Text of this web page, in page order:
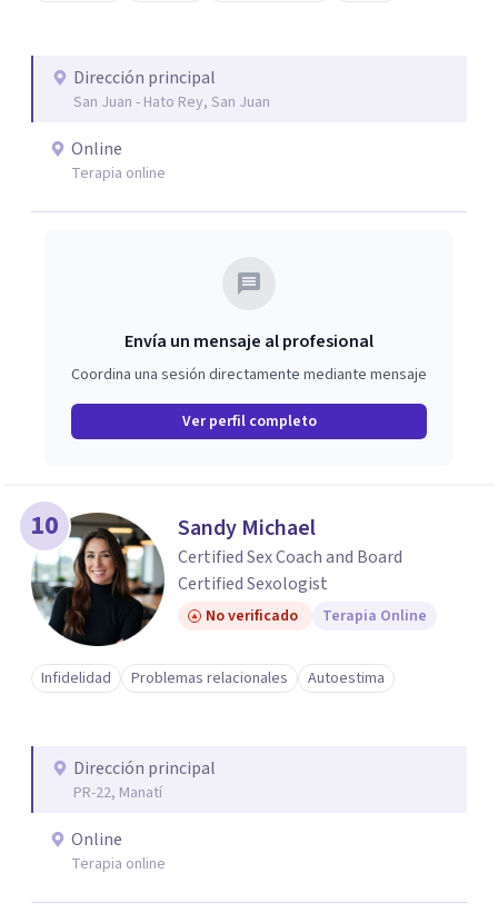
Dirección principal
San Juan - Hato Rey, San Juan
Online
Terapia online
Envía un mensaje al profesional
Coordina una sesión directamente mediante mensaje
Ver perfil completo
10 Sandy Michael
Certified Sex Coach and Board
Certified Sexologist
No verificado Terapia Online
Infidelidad Problemas relacionales Autoestima
Dirección principal
PR-22, Manatí
Online
Terapia online